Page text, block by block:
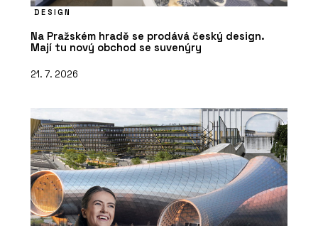
DESIGN
Na Pražském hradě se prodává český design.
Mají tu nový obchod se suvenýry
21. 7. 2026